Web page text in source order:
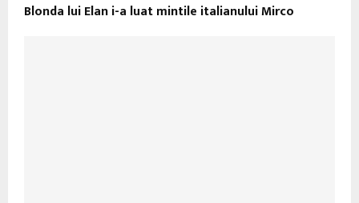
Blonda lui Elan i-a luat mintile italianului Mirco